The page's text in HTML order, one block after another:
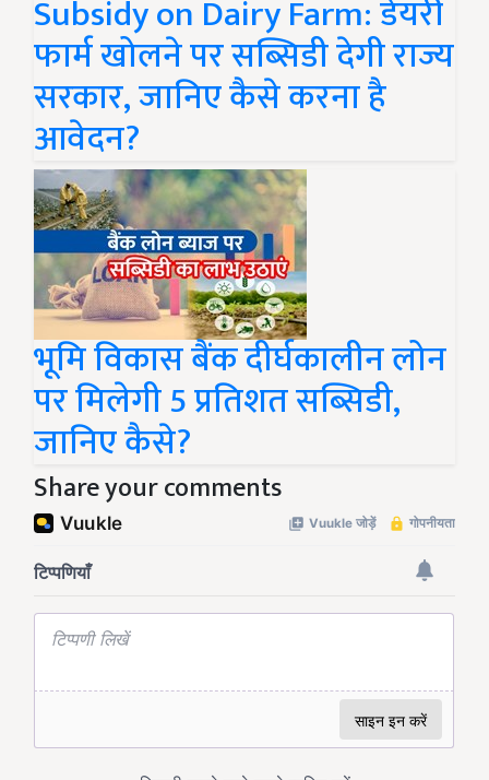
Subsidy on Dairy Farm: डेयरी
फार्म खोलने पर सब्सिडी देगी राज्य
सरकार, जानिए कैसे करना है
आवेदन?
भूमि विकास बैंक दीर्घकालीन लोन
पर मिलेगी 5 प्रतिशत सब्सिडी,
जानिए कैसे?
Share your comments